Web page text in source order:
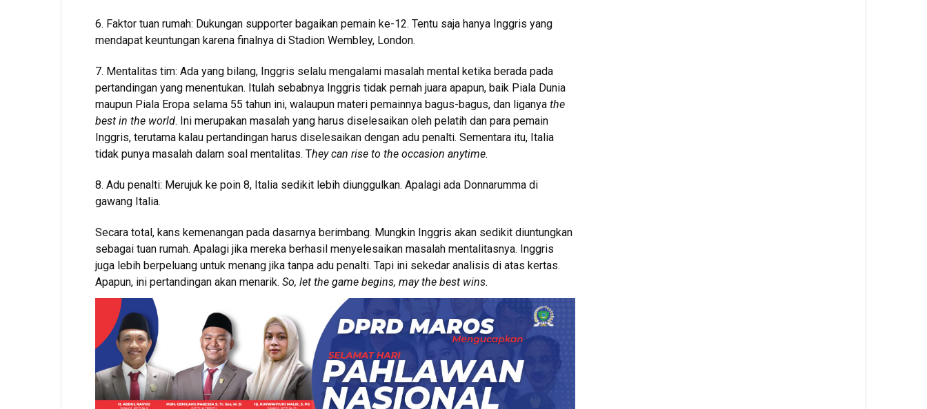
6. Faktor tuan rumah: Dukungan supporter bagaikan pemain ke-12. Tentu saja hanya Inggris yang
mendapat keuntungan karena finalnya di Stadion Wembley, London.
7. Mentalitas tim: Ada yang bilang, Inggris selalu mengalami masalah mental ketika berada pada
pertandingan yang menentukan. Itulah sebabnya Inggris tidak pernah juara apapun, baik Piala Dunia
maupun Piala Eropa selama 55 tahun ini, walaupun materi pemainnya bagus-bagus, dan liganya the
best in the world. Ini merupakan masalah yang harus diselesaikan oleh pelatih dan para pemain
Inggris, terutama kalau pertandingan harus diselesaikan dengan adu penalti. Sementara itu, Italia
tidak punya masalah dalam soal mentalitas. They can rise to the occasion anytime.
8. Adu penalti: Merujuk ke poin 8, Italia sedikit lebih diunggulkan. Apalagi ada Donnarumma di
gawang Italia.
Secara total, kans kemenangan pada dasarnya berimbang. Mungkin Inggris akan sedikit diuntungkan
sebagai tuan rumah. Apalagi jika mereka berhasil menyelesaikan masalah mentalitasnya. Inggris
juga lebih berpeluang untuk menang jika tanpa adu penalti. Tapi ini sekedar analisis di atas kertas.
Apapun, ini pertandingan akan menarik. So, let the game begins, may the best wins.